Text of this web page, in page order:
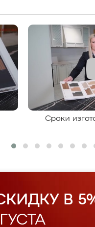
Сроки
В